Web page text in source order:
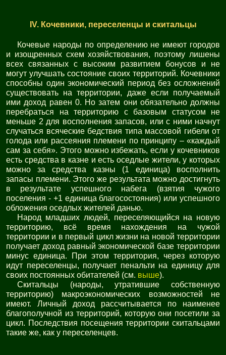
IV. Кочевники, переселенцы и скитальцы
Кочевые народы по определению не имеют городов
и изощренных схем хозяйствования, поэтому лишены
всех связанных с высоким развитием бонусов и не
могут улучшать состояние своих территорий. Кочевники
способны один экономический период без осложнений
существовать на территории, даже если получаемый
ими доход равен 0. Но затем они обязательно должны
перебраться на территорию с базовым статусом не
меньше 2 для восполнения запасов, или с ними начнут
случаться всяческие бедствия типа массовой гибели от
голода или рассеяния племени по принципу – «каждый
сам за себя». Этого можно избежать, если у кочевников
есть средства в казне и есть оседлые жители, у которых
можно за средства казны (1 единица) восполнить
запасы племени. Этого же результата можно достигнуть
в результате успешного набега (взятия чужого
поселения - +1 единица благосостояния) или успешного
обложения оседлых жителей данью.
Народ младших людей, переселяющийся на новую
территорию, всё время нахождения на чужой
территории и в первый цикл жизни на новой территории
получает доход равный экономической базе территории
минус единица. При этом территория, через которую
идут переселенцы, получает пенальти на единицу для
своих постоянных обитателей (см. выше).
Скитальцы (народы, утратившие собственную
территорию) макроэкономических возможностей не
имеют. Личный доход рассчитывается по наименее
благополучной из территорий, которую они посетили за
цикл. Последствия посещения территории скитальцами
такие же, как у переселенцев.